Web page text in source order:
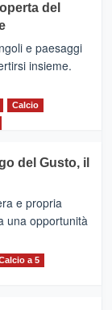
del
e paesaggi
insieme.
Calcio
del Gusto, il
e propria
una opportunità
a 5